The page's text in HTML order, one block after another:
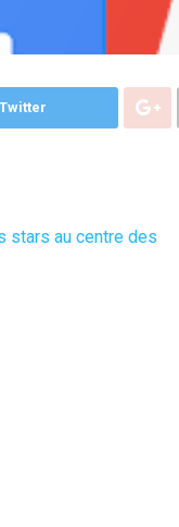
stars au centre des